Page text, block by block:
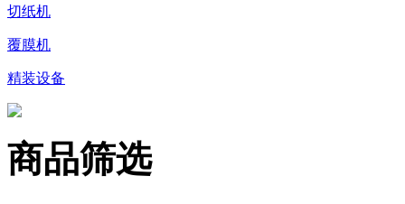
切纸机
覆膜机
精装设备
商品筛选